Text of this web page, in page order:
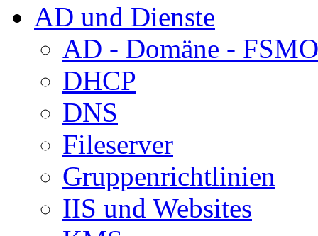
AD und Dienste
AD - Domäne - FSMO
DHCP
DNS
Fileserver
Gruppenrichtlinien
IIS und Websites